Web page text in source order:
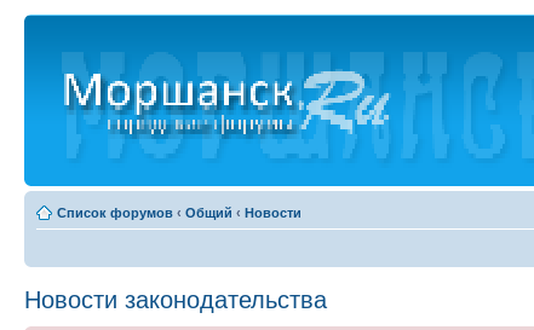
Список форумов ‹ Общий ‹ Новости
Новости законодательства